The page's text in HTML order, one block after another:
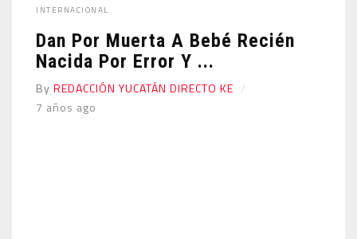
INTERNACIONAL
Dan Por Muerta A Bebé Recién
Nacida Por Error Y ...
By REDACCIÓN YUCATÁN DIRECTO KE
7 años ago